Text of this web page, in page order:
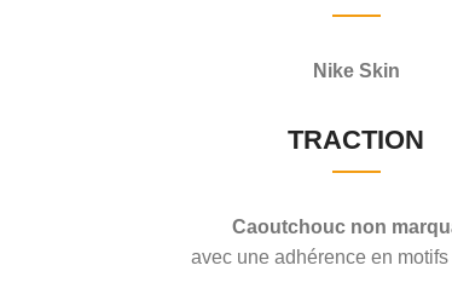
Nike Skin
TRACTION
Caoutchouc non
avec une adhérence en